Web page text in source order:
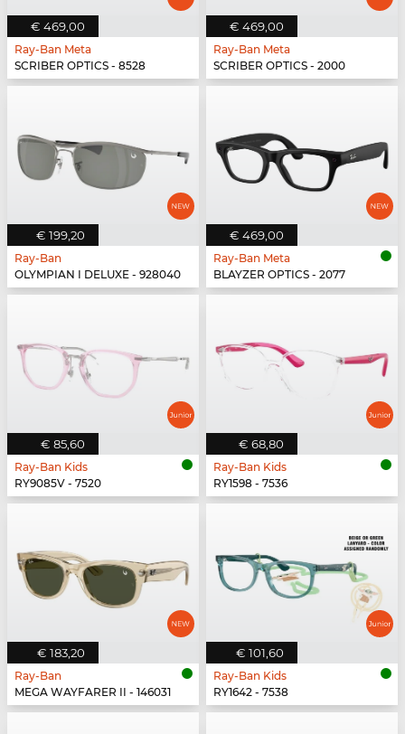
€ 469,00
Ray-Ban Meta
SCRIBER OPTICS - 8528
€ 469,00
Ray-Ban Meta
SCRIBER OPTICS - 2000
€ 199,20
Ray-Ban
OLYMPIAN I DELUXE - 928040
€ 469,00
Ray-Ban Meta
BLAYZER OPTICS - 2077
€ 85,60
Ray-Ban Kids
RY9085V - 7520
€ 68,80
Ray-Ban Kids
RY1598 - 7536
€ 183,20
Ray-Ban
MEGA WAYFARER II - 146031
€ 101,60
Ray-Ban Kids
RY1642 - 7538